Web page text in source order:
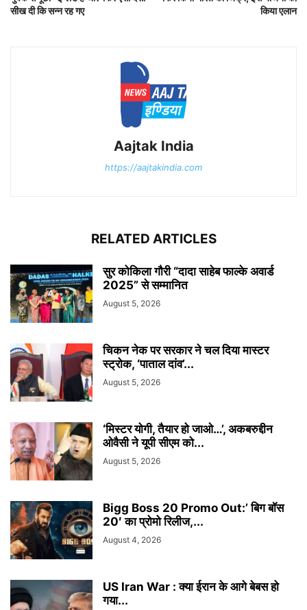
सीख दी कि सन्न रह गए
किया एलान
Aajtak India
https://aajtakindia.com
RELATED ARTICLES
सुर कोकिला गौरी “दादा साहेब फाल्के अवार्ड
2025” से सम्मानित
August 5, 2026
चिकन नेक पर सरकार ने चल दिया मास्टर
स्ट्रोक, ‘पाताल दांव’...
August 5, 2026
‘मिस्टर योगी, तैयार हो जाओ…’, अकबरुद्दीन
ओवैसी ने यूपी सीएम को...
August 5, 2026
Bigg Boss 20 Promo Out:’ बिग बॉस
20′ का प्रोमो रिलीज,...
August 4, 2026
US Iran War : क्या ईरान के आगे बेबस हो
गया...